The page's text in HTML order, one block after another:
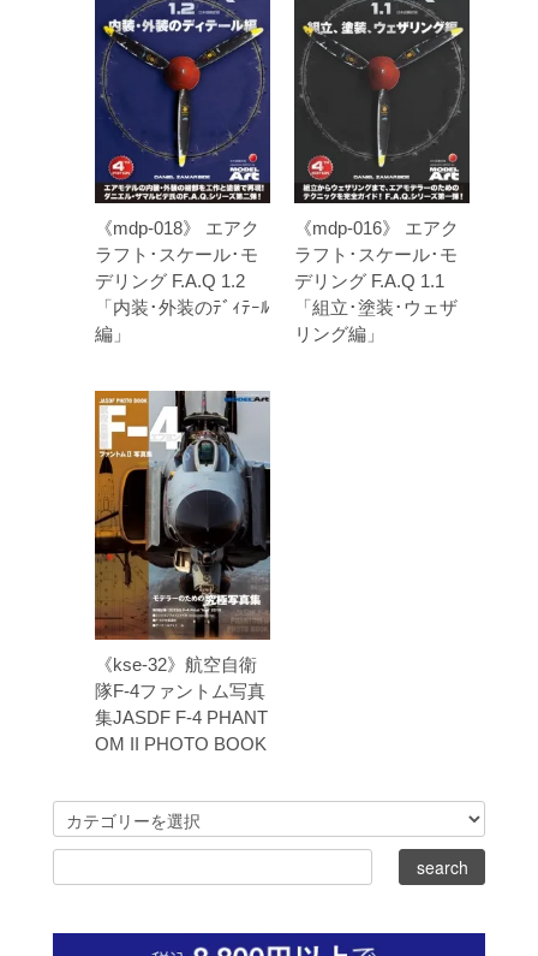
《mdp-018》 エアク
ラフト･スケール･モ
デリング F.A.Q 1.2
「内装･外装のﾃﾞｨﾃｰﾙ
編」
《mdp-016》 エアク
ラフト･スケール･モ
デリング F.A.Q 1.1
「組立･塗装･ウェザ
リング編」
《kse-32》航空自衛
隊F-4ファントム写真
集JASDF F-4 PHANT
OM II PHOTO BOOK